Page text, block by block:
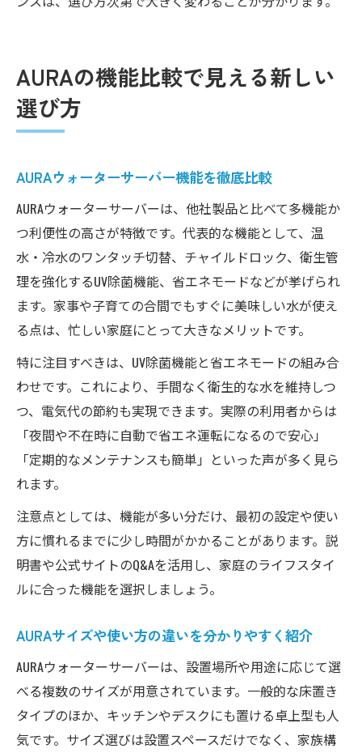
AURAの機能比較で見える新しい
選び方
AURAウォーターサーバー機能を徹底比較
AURAウォーターサーバーは、他社製品と比べて多機能か
つ利便性の高さが特徴です。代表的な機能として、温
水・冷水のワンタッチ切替、チャイルドロック、衛生管
理を強化するUV除菌機能、省エネモードなどが挙げられ
ます。家事や子育ての合間でもすぐに美味しい水が使え
る点は、忙しい家庭にとって大きなメリットです。
特に注目すべきは、UV除菌機能と省エネモードの組み合
わせです。これにより、手間なく衛生的な水を維持しつ
つ、電気代の節約も実現できます。実際の利用者からは
「夜間や不在時に自動で省エネ運転になるので安心」
「定期的なメンテナンスも簡単」といった声が多く見ら
れます。
注意点としては、機能が多い分だけ、最初の設定や使い
方に慣れるまでに少し時間がかかることがあります。説
明書や公式サイトのQ&Aを活用し、家庭のライフスタイ
ルに合った機能を選択しましょう。
AURAサイズや使い方の違いを分かりやすく紹介
AURAウォーターサーバーは、設置場所や用途に応じて選
べる複数のサイズが用意されています。一般的な床置き
タイプのほか、キッチンやデスクにも置ける卓上型も人
気です。サイズ選びは設置スペースだけでなく、家族構